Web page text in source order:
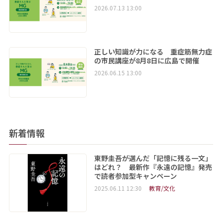
2026.07.13 13:00
正しい知識が力になる 重症筋無力症
の市民講座が8月8日に広島で開催
2026.06.15 13:00
新着情報
東野圭吾が選んだ「記憶に残る一文」
はどれ？ 最新作『永遠の記憶』発売
で読者参加型キャンペーン
2025.06.11 12:30 教育/文化